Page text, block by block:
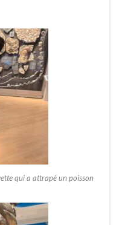
qui a attrapé un poisson